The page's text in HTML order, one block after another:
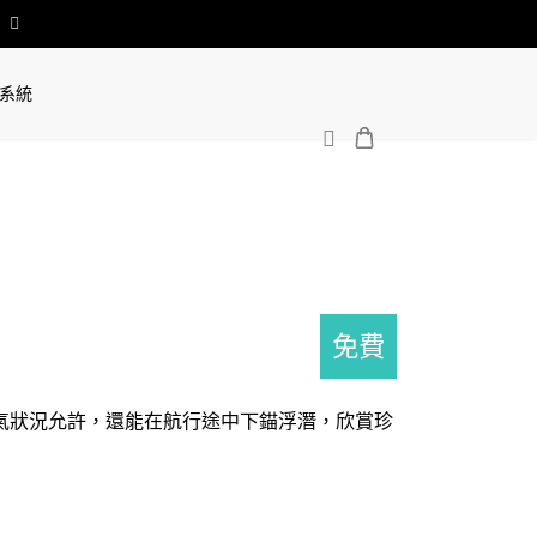
統
免費
況允許，還能在航行途中下錨浮潛，欣賞珍